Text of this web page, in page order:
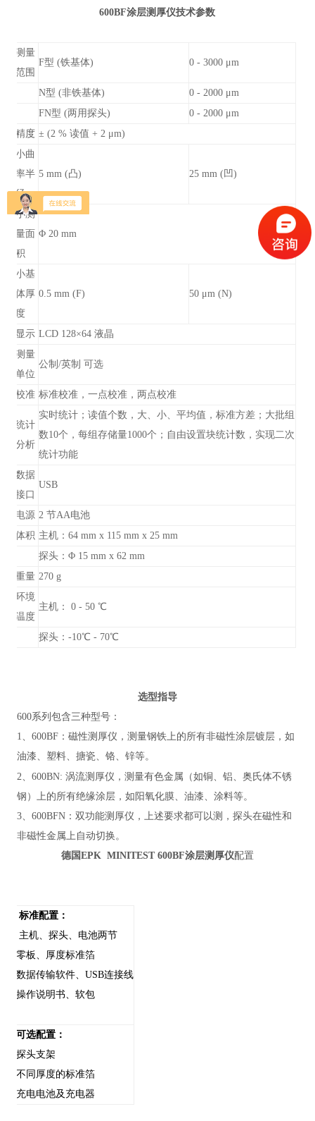
600BF涂层测厚仪技术参数
测量
范围
F型 (铁基体) 0 - 3000 μm
N型 (非铁基体)
0 - 2000 μm
FN型 (两用探头)
0 - 2000 μm
精度 ± (2 % 读值 + 2 μm)
小曲
率半
径
5 mm (凸) 25 mm (凹)
小测
量面
积
Φ 20 mm
小基
体厚
度
0.5 mm (F) 50 μm (N)
显示 LCD 128×64 液晶
测量
单位
公制/英制 可选
校准 标准校准，一点校准，两点校准
统计
分析
实时统计；读值个数，大、小、平均值，标准方差；大批组
数10个，每组存储量1000个；自由设置块统计数，实现二次
统计功能
数据
接口
USB
电源 2 节AA电池
体积 主机：64 mm x 115 mm x 25 mm
探头：Φ 15 mm x 62 mm
重量 270 g
环境
温度
主机： 0 - 50 ℃
探头：-10℃ - 70℃
选型指导
600系列包含三种型号：
1、600BF：磁性测厚仪，测量钢铁上的所有非磁性涂层镀层，如
油漆、塑料、搪瓷、铬、锌等。
2、600BN: 涡流测厚仪，测量有色金属（如铜、铝、奥氏体不锈
钢）上的所有绝缘涂层，如阳氧化膜、油漆、涂料等。
3、600BFN：双功能测厚仪，上述要求都可以测，探头在磁性和
非磁性金属上自动切换。
德国EPK MINITEST 600BF涂层测厚仪配置
标准配置 ：
主机、探头、电池两节
零板、厚度标准箔
数据传输软件、USB连接线
操作说明书、软包
可选配置：
探头支架
不同厚度的标准箔
充电电池及充电器